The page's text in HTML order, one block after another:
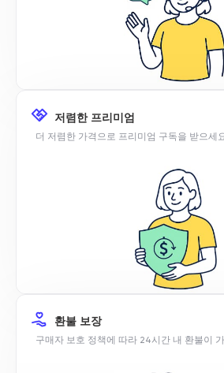
저렴한 프리미엄
더 저렴한 가격으로 프리미엄 구독을 받으세
환불 보장
구매자 보호 정책에 따라 24시간 내 환불이